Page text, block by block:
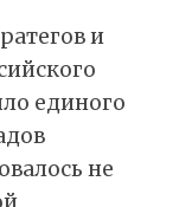
и
единого
не